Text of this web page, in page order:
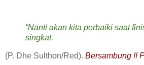
‎“Nanti akan kita perbaiki saat
singkat.
(P. Dhe Sulthon/Red). Bersambung !!